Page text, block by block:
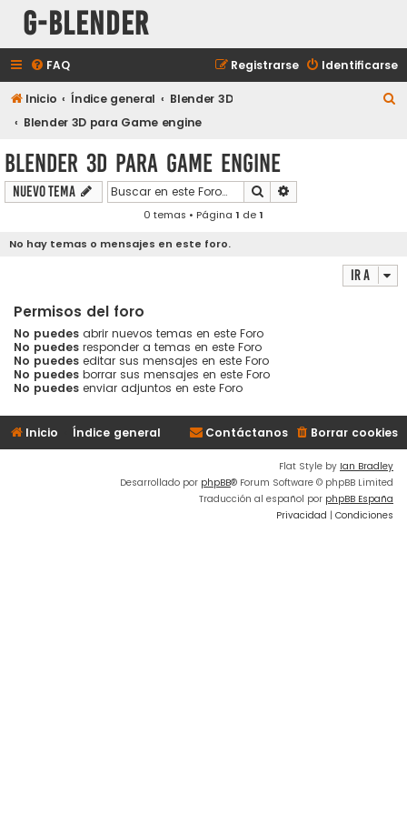
G-Blender
FAQ Identificarse
Registrarse
Inicio Índice general
Blender 3D
Blender 3D para Game engine
Blender 3D para Game engine
Nuevo Tema Buscar
0 temas • Página 1 de1
No hay temas o mensajes en este foro.
Ir a
Permisos del foro
No puedes abrir nuevos temas en este Foro
No puedes responder a temas en este Foro
No puedes editar sus mensajes en este Foro
No puedes borrar sus mensajes en este Foro
No puedes enviar adjuntos en este Foro
Inicio Índice general Borrar cookies
Contáctanos
Flat Style by Ian Bradley
Desarrollado por phpBB® Forum Software © phpBB Limited
Traducción al español por phpBB España
Privacidad | Condiciones